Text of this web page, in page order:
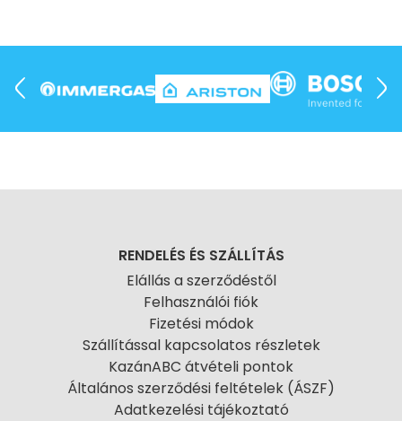
RENDELÉS ÉS SZÁLLÍTÁS
Elállás a szerződéstől
Felhasználói fiók
Fizetési módok
Szállítással kapcsolatos részletek
KazánABC átvételi pontok
Általános szerződési feltételek (ÁSZF)
Adatkezelési tájékoztató